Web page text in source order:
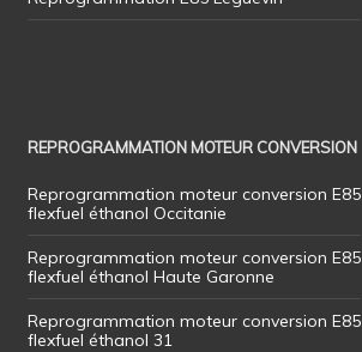
REPROGRAMMATION MOTEUR CONVERSION
Reprogrammation moteur conversion E85
flexfuel éthanol Occitanie
Reprogrammation moteur conversion E85
flexfuel éthanol Haute Garonne
Reprogrammation moteur conversion E85
flexfuel éthanol 31